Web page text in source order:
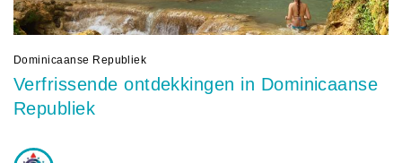
Dominicaanse Republiek
Verfrissende ontdekkingen in Dominicaanse
Republiek